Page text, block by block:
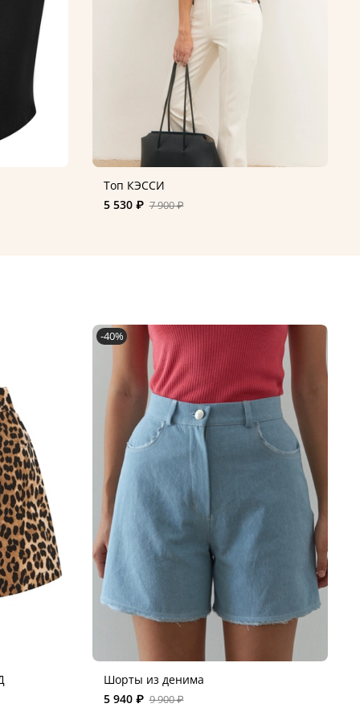
Топ КЭССИ
5 530 ₽ 7 900 ₽
-40%
Шорты из денима
5 940 ₽ 9 900 ₽